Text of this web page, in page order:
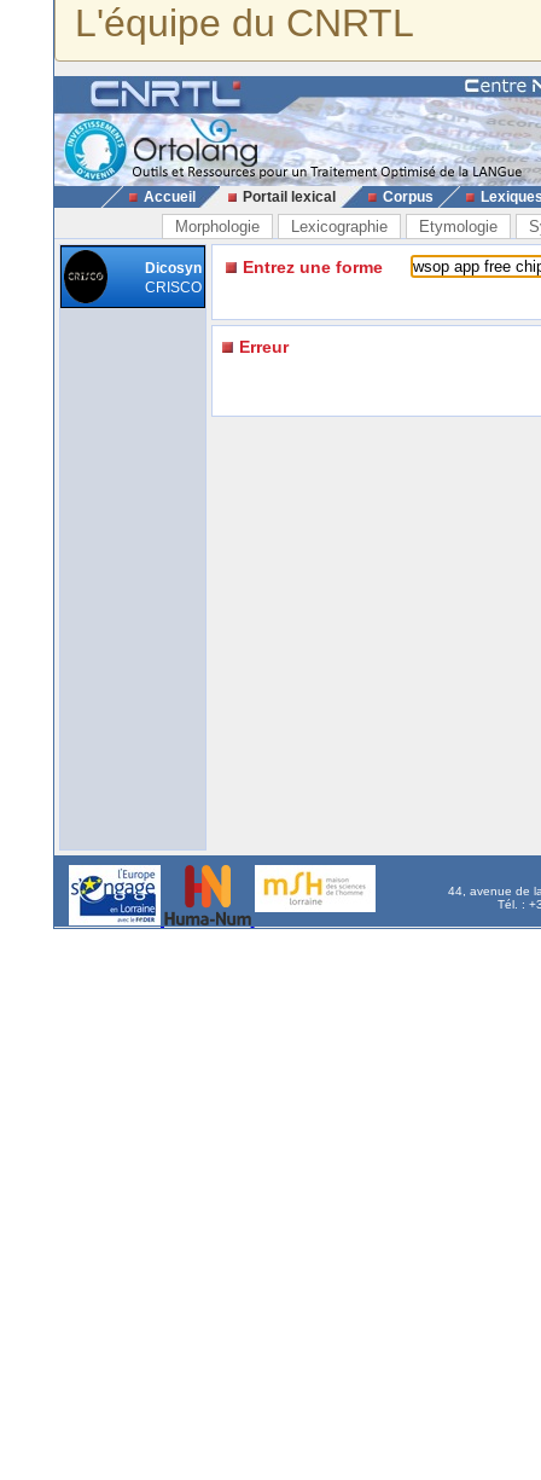
L'équipe du CNRTL
Accueil Portail lexical Corpus
Morphologie Lexicographie Etymologie
Dicosyn
CRISCO
Entrez une forme
Erreur
44, avenue de
Tél. :